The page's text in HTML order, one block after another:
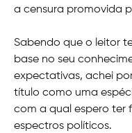
a censura promovida
Sabendo que o leitor
base no seu
expectativas, achei
título como uma
com a qual espero ter
espectros políticos.